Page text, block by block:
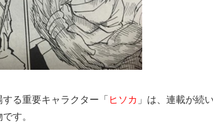
る重要キャラクター「 ヒソカ 」は、連載が続
す。